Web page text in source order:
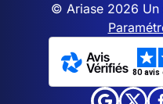
© Ariase 2026 Un
80